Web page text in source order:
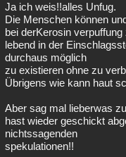
Ja ich weis!!alles Unfug.
Die Menschen können
bei derKerosin
lebend in der
durchaus möglich
zu existieren ohne zu
Übrigens wie kann haut
Aber sag mal lieberwas
hast wieder geschickt
nichtssagenden
spekulationen!!